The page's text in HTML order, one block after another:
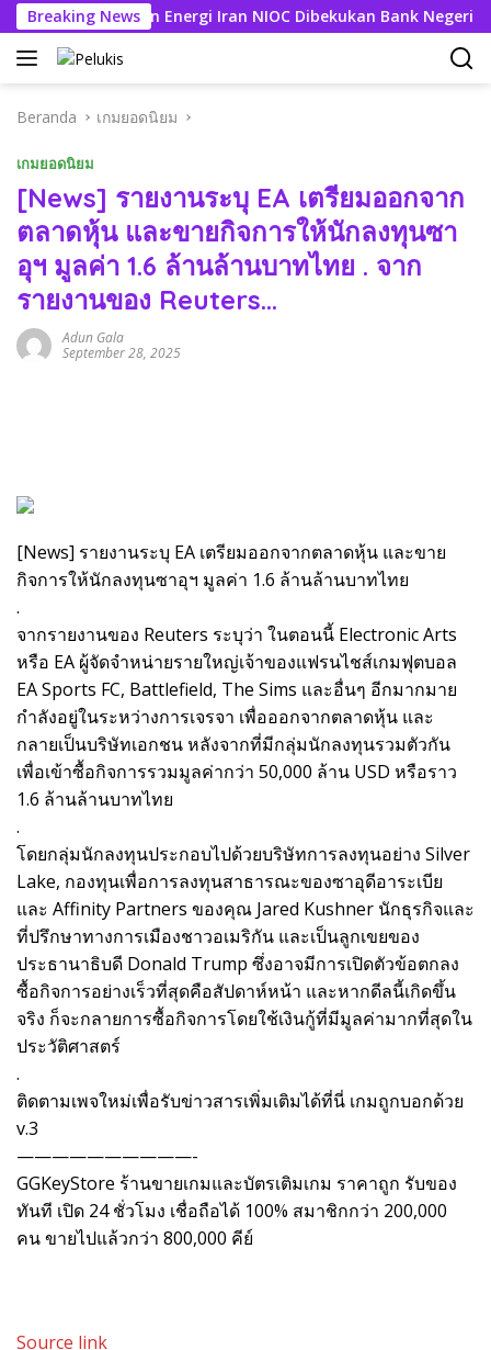
Langsung
ke
konten
Breaking News
Perusahaan Energi Iran NIOC Dibekukan Bank Negeri
Beranda เกมยอดนิยม
เกมยอดนิยม
[News] รายงานระบุ EA เตรียมออกจาก
ตลาดหุ้น และขายกิจการให้นักลงทุนซา
อุฯ มูลค่า 1.6 ล้านล้านบาทไทย . จาก
รายงานของ Reuters…
Adun Gala
September 28, 2025
[News] รายงานระบุ EA เตรียมออกจากตลาดหุ้น และขาย
กิจการให้นักลงทุนซาอุฯ มูลค่า 1.6 ล้านล้านบาทไทย
.
จากรายงานของ Reuters ระบุว่า ในตอนนี้ Electronic Arts
หรือ EA ผู้จัดจำหน่ายรายใหญ่เจ้าของแฟรนไชส์เกมฟุตบอล
EA Sports FC, Battlefield, The Sims และอื่นๆ อีกมากมาย
กำลังอยู่ในระหว่างการเจรจา เพื่อออกจากตลาดหุ้น และ
กลายเป็นบริษัทเอกชน หลังจากที่มีกลุ่มนักลงทุนรวมตัวกัน
เพื่อเข้าซื้อกิจการรวมมูลค่ากว่า 50,000 ล้าน USD หรือราว
1.6 ล้านล้านบาทไทย
.
โดยกลุ่มนักลงทุนประกอบไปด้วยบริษัทการลงทุนอย่าง Silver
Lake, กองทุนเพื่อการลงทุนสาธารณะของซาอุดีอาระเบีย
และ Affinity Partners ของคุณ Jared Kushner นักธุรกิจและ
ที่ปรึกษาทางการเมืองชาวอเมริกัน และเป็นลูกเขยของ
ประธานาธิบดี Donald Trump ซึ่งอาจมีการเปิดตัวข้อตกลง
ซื้อกิจการอย่างเร็วที่สุดคือสัปดาห์หน้า และหากดีลนี้เกิดขึ้น
จริง ก็จะกลายการซื้อกิจการโดยใช้เงินกู้ที่มีมูลค่ามากที่สุดใน
ประวัติศาสตร์
.
ติดตามเพจใหม่เพื่อรับข่าวสารเพิ่มเติมได้ที่นี่ เกมถูกบอกด้วย
v.3
——————————-
GGKeyStore ร้านขายเกมและบัตรเติมเกม ราคาถูก รับของ
ทันที เปิด 24 ชั่วโมง เชื่อถือได้ 100% สมาชิกกว่า 200,000
คน ขายไปแล้วกว่า 800,000 คีย์
Source link